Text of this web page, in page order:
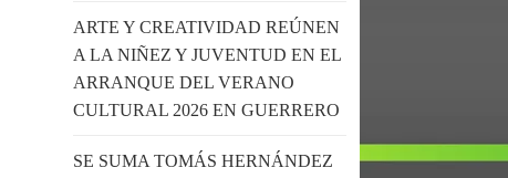
ARTE Y CREATIVIDAD REÚNEN
A LA NIÑEZ Y JUVENTUD EN EL
ARRANQUE DEL VERANO
CULTURAL 2026 EN GUERRERO
SE SUMA TOMÁS HERNÁNDEZ